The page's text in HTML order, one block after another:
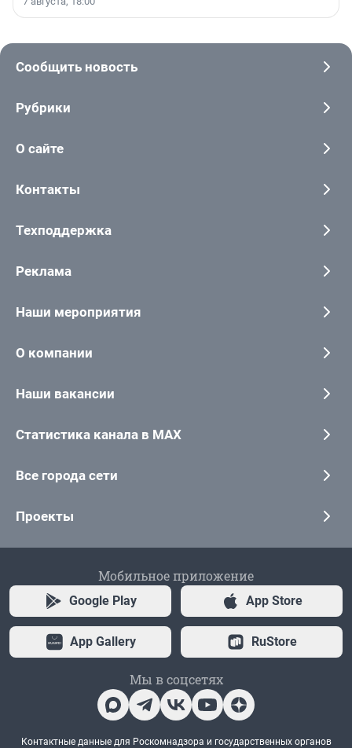
Сообщить новость
Рубрики
О сайте
Контакты
Техподдержка
Реклама
Наши мероприятия
О компании
Наши вакансии
Статистика канала в MAX
Все города сети
Проекты
Мобильное приложение
Google Play App Store
App Gallery RuStore
Мы в соцсетях
Контактные данные для Роскомнадзора и государственных органов